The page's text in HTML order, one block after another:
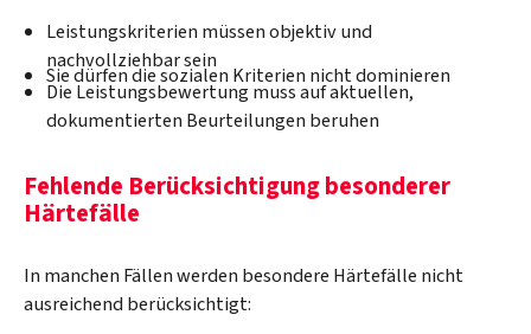
Leistungskriterien müssen objektiv und
nachvollziehbar sein
Sie dürfen die sozialen Kriterien nicht dominieren
Die Leistungsbewertung muss auf aktuellen,
dokumentierten Beurteilungen beruhen
Fehlende Berücksichtigung besonderer
Härtefälle
In manchen Fällen werden besondere Härtefälle nicht
ausreichend berücksichtigt: